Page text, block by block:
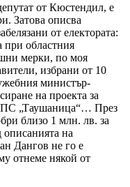
от Кюстендил, е
Затова описва
от електората:
при областния
мерки, по моя
избрани от 10
министър-
на проекта за
ПС „Таушаница“… През
близо 1 млн. лв. за
на
Дангов не го е
отнеме някой от